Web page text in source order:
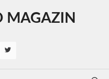
MAGAZIN